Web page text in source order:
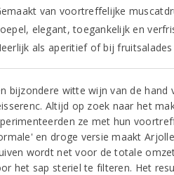
van voortreffelijke
elegant, toegankelijk en
als aperitief of bij fruitsalades
bijzondere witte wijn van de hand
Altijd op zoek naar het
ze met hun
en droge versie maakt
wordt net voor de totale
het sap steriel te filteren. Het